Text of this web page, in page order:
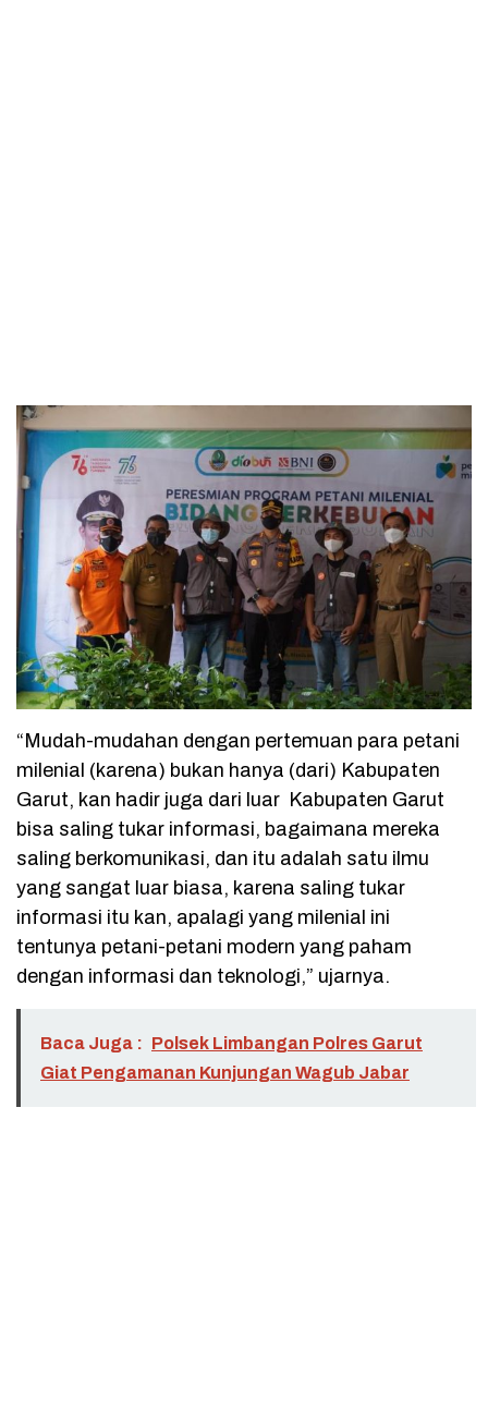
“Mudah-mudahan dengan pertemuan para petani
milenial (karena) bukan hanya (dari) Kabupaten
Garut, kan hadir juga dari luar Kabupaten Garut
bisa saling tukar informasi, bagaimana mereka
saling berkomunikasi, dan itu adalah satu ilmu
yang sangat luar biasa, karena saling tukar
informasi itu kan, apalagi yang milenial ini
tentunya petani-petani modern yang paham
dengan informasi dan teknologi,” ujarnya.
Baca Juga : Polsek Limbangan Polres Garut
Giat Pengamanan Kunjungan Wagub Jabar